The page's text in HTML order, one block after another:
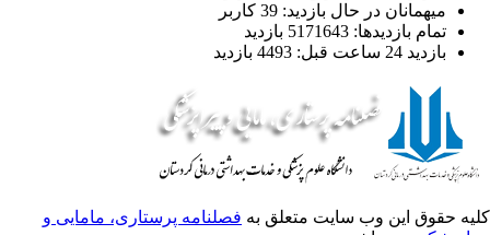
میهمانان در حال بازدید: 39 کاربر
تمام بازدید‌ها: 5171643 بازدید
بازدید 24 ساعت قبل: 4493 بازدید
حقوق این وب سایت متعلق بهفصلنامه پرستاری، مامایی و